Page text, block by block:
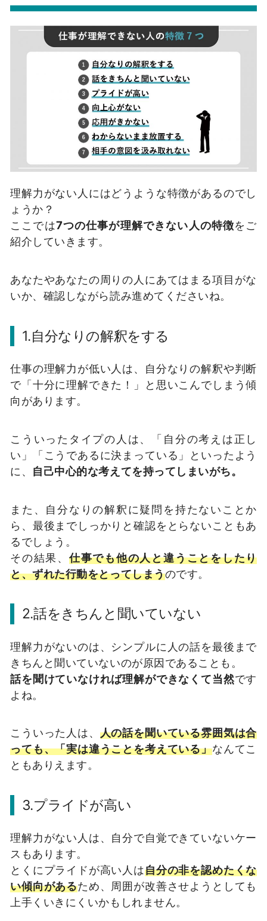
理解力がない人にはどうような特徴があるのでし
ょうか？
ここでは7つの仕事が理解できない人の特徴をご
紹介していきます。
あなたやあなたの周りの人にあてはまる項目がな
いか、確認しながら読み進めてくださいね。
1.自分なりの解釈をする
仕事の理解力が低い人は、自分なりの解釈や判断
で「十分に理解できた！」と思いこんでしまう傾
向があります。
こういったタイプの人は、「自分の考えは正し
い」「こうであるに決まっている」といったよう
に、 自己中心的な考えてを持ってしまいがち。
また、自分なりの解釈に疑問を持たないことか
ら、最後までしっかりと確認をとらないこともあ
るでしょう。
その結果、仕事でも他の人と違うことをしたり
と、ずれた行動をとってしまうのです。
2.話をきちんと聞いていない
理解力がないのは、シンプルに人の話を最後まで
きちんと聞いていないのが原因であることも。
話を聞けていなければ理解ができなくて当然です
よね。
こういった人は、 人の話を聞いている雰囲気は合
っても、「実は違うことを考えている」なんてこ
ともありえます。
3.プライドが高い
理解力がない人は、自分で自覚できていないケー
スもあります。
とくにプライドが高い人は自分の非を認めたくな
い傾向があるため、周囲が改善させようとしても
上手くいきにくいかもしれません。